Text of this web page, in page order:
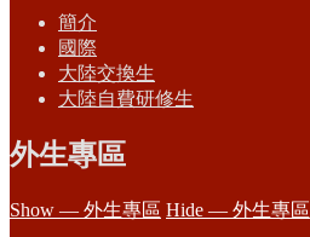
簡介
國際
大陸交換生
大陸自費研修生
外生專區
Show — 外生專區 Hide — 外生專區